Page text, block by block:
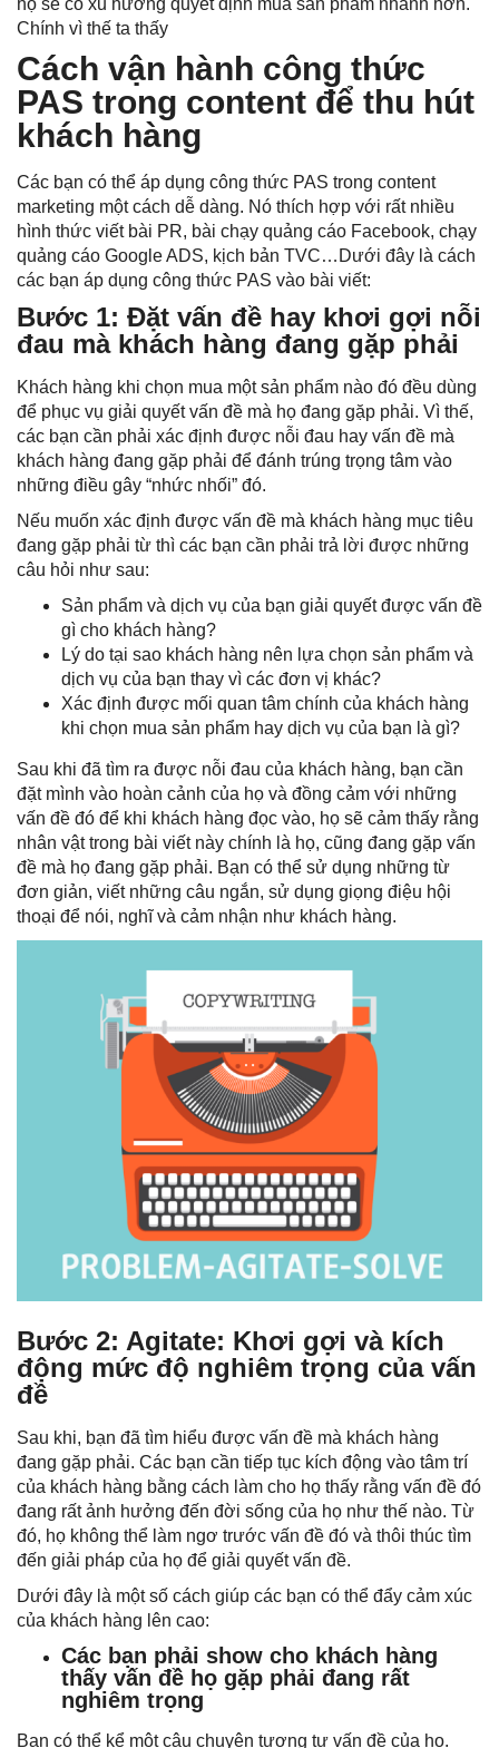
họ sẽ có xu hướng quyết định mua sản phẩm nhanh hơn.
Chính vì thế ta thấy
Cách vận hành công thức
PAS trong content để thu hút
khách hàng
Các bạn có thể áp dụng công thức PAS trong content
marketing một cách dễ dàng. Nó thích hợp với rất nhiều
hình thức viết bài PR, bài chạy quảng cáo Facebook, chạy
quảng cáo Google ADS, kịch bản TVC…Dưới đây là cách
các bạn áp dụng công thức PAS vào bài viết:
Bước 1: Đặt vấn đề hay khơi gợi nỗi
đau mà khách hàng đang gặp phải
Khách hàng khi chọn mua một sản phẩm nào đó đều dùng
để phục vụ giải quyết vấn đề mà họ đang gặp phải. Vì thế,
các bạn cần phải xác định được nỗi đau hay vấn đề mà
khách hàng đang gặp phải để đánh trúng trọng tâm vào
những điều gây “nhức nhối” đó.
Nếu muốn xác định được vấn đề mà khách hàng mục tiêu
đang gặp phải từ thì các bạn cần phải trả lời được những
câu hỏi như sau:
Sản phẩm và dịch vụ của bạn giải quyết được vấn đề
gì cho khách hàng?
Lý do tại sao khách hàng nên lựa chọn sản phẩm và
dịch vụ của bạn thay vì các đơn vị khác?
Xác định được mối quan tâm chính của khách hàng
khi chọn mua sản phẩm hay dịch vụ của bạn là gì?
Sau khi đã tìm ra được nỗi đau của khách hàng, bạn cần
đặt mình vào hoàn cảnh của họ và đồng cảm với những
vấn đề đó để khi khách hàng đọc vào, họ sẽ cảm thấy rằng
nhân vật trong bài viết này chính là họ, cũng đang gặp vấn
đề mà họ đang gặp phải. Bạn có thể sử dụng những từ
đơn giản, viết những câu ngắn, sử dụng giọng điệu hội
thoại để nói, nghĩ và cảm nhận như khách hàng.
Bước 2: Agitate: Khơi gợi và kích
động mức độ nghiêm trọng của vấn
đề
Sau khi, bạn đã tìm hiểu được vấn đề mà khách hàng
đang gặp phải. Các bạn cần tiếp tục kích động vào tâm trí
của khách hàng bằng cách làm cho họ thấy rằng vấn đề đó
đang rất ảnh hưởng đến đời sống của họ như thế nào. Từ
đó, họ không thể làm ngơ trước vấn đề đó và thôi thúc tìm
đến giải pháp của họ để giải quyết vấn đề.
Dưới đây là một số cách giúp các bạn có thể đẩy cảm xúc
của khách hàng lên cao:
Các bạn phải show cho khách hàng
thấy vấn đề họ gặp phải đang rất
nghiêm trọng
Bạn có thể kể một câu chuyện tương tự vấn đề của họ.